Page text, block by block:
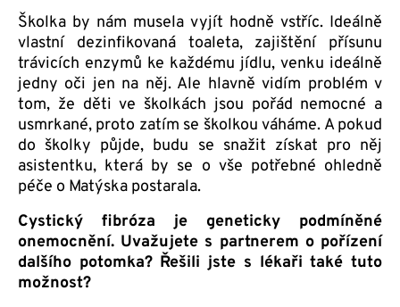
Školka by nám musela vyjít hodně vstříc. Ideálně
vlastní dezinfikovaná toaleta, zajištění přísunu
trávicích enzymů ke každému jídlu, venku ideálně
jedny oči jen na něj. Ale hlavně vidím problém v
tom, že děti ve školkách jsou pořád nemocné a
usmrkané, proto zatím se školkou váháme. A pokud
do školky půjde, budu se snažit získat pro něj
asistentku, která by se o vše potřebné ohledně
péče o Matýska postarala.
Cystický fibróza je geneticky podmíněné
onemocnění. Uvažujete s partnerem o pořízení
dalšího potomka? Řešili jste s lékaři také tuto
možnost?